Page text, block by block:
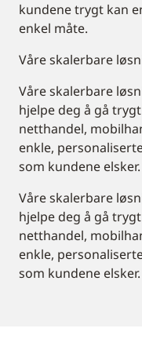
kundene trygt kan
enkel måte.
Våre skalerbare
Våre skalerbare
hjelpe deg å gå
netthandel,
enkle,
som kundene elsker.
Våre skalerbare
hjelpe deg å gå
netthandel,
enkle,
som kundene elsker.